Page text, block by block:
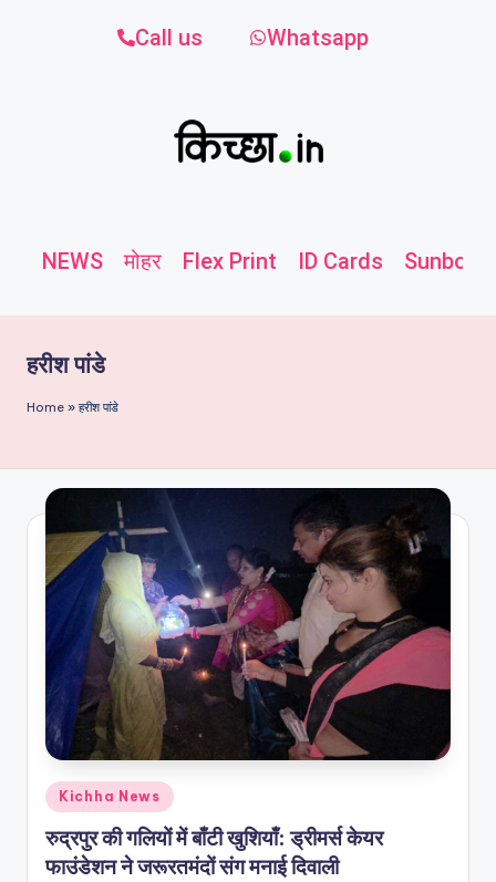
Call us Whatsapp
NEWS मोहर Flex Print ID Cards
हरीश पांडे
Home » हरीश पांडे
Kichha News
रुद्रपुर की गलियों में बाँटी खुशियाँ: ड्रीमर्स केयर
फाउंडेशन ने जरूरतमंदों संग मनाई दिवाली